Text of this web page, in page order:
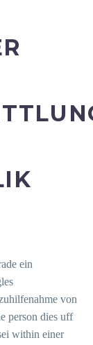
ein
von
person dies uff
within einer